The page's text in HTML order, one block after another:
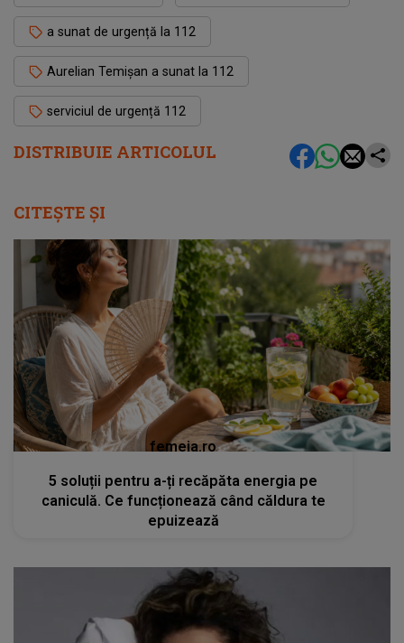
DISTRIBUIE ARTICOLUL
a sunat de urgență la 112
Aurelian Temișan a sunat la 112
serviciul de urgență 112
CITEȘTE ȘI
femeia.ro
5 soluții pentru a-ți recăpăta energia pe
caniculă. Ce funcționează când căldura te
epuizează